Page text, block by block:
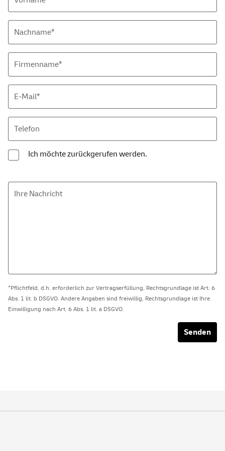
Nachname*
Firmenname*
E-Mail*
Telefon
Ich möchte zurückgerufen werden.
Ihre Nachricht
*Pflichtfeld, d.h. erforderlich zur Vertragserfüllung, Rechtsgrundlage ist Art. 6
Abs. 1 lit. b DSGVO. Andere Angaben sind freiwillig, Rechtsgrundlage ist Ihre
Einwilligung nach Art. 6 Abs. 1 lit. a DSGVO.
Senden